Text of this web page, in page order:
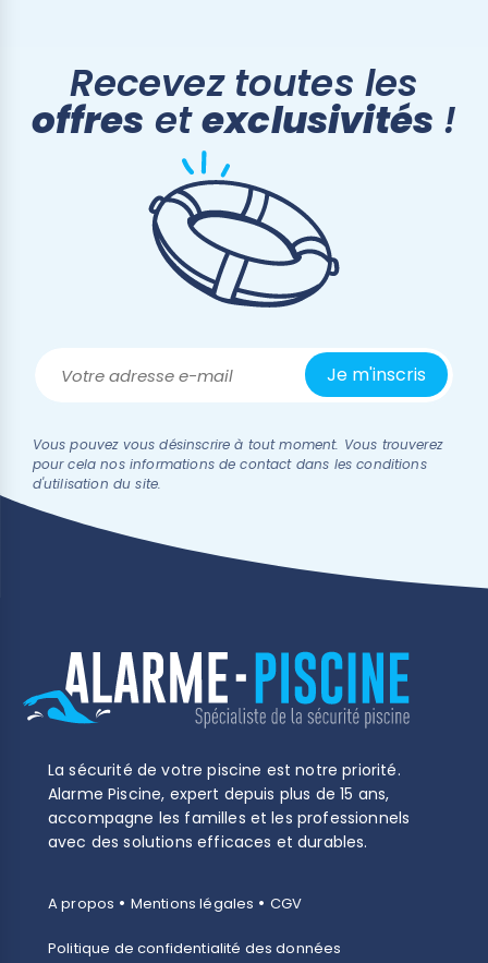
Recevez toutes les
offres etexclusivités !
Vous pouvez vous désinscrire à tout moment. Vous trouverez
pour cela nos informations de contact dans les conditions
d'utilisation du site.
La sécurité de votre piscine est notre priorité.
Alarme Piscine, expert depuis plus de 15 ans,
accompagne les familles et les professionnels
avec des solutions efficaces et durables.
A propos • Mentions légales • CGV
Politique de confidentialité des données